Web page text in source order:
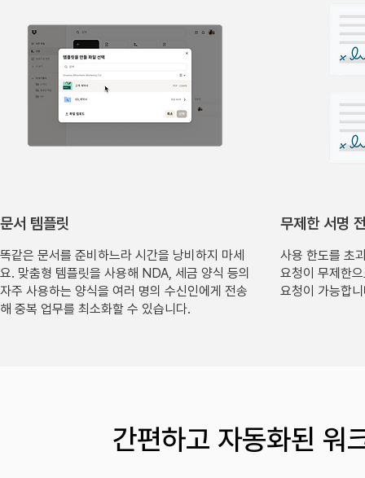
​문서 템플릿
똑같은 문서를 준비하느라 시간을 낭비하지 마세
요. 맞춤형 템플릿을 사용해 NDA, 세금 양식 등의
자주 사용하는 양식을 여러 명의 수신인에게 전송
해 중복 업무를 최소화할 수 있습니다.
무제한 서명
사용 한도를 초
요청이 무제한
요청이 가능합
간편하고 자동화된 워